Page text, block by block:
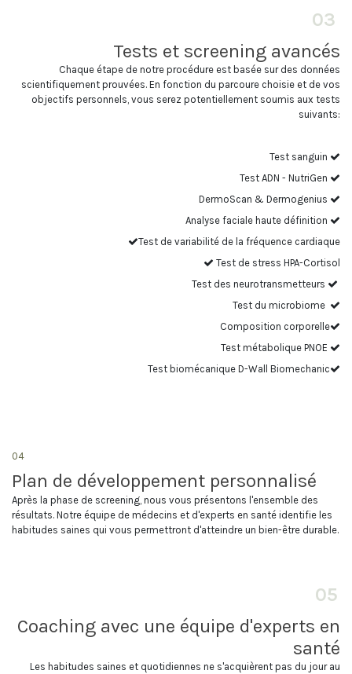
03
Tests et screening avancés
Chaque étape de notre procédure est basée sur des données
scientifiquement prouvées. En fonction du parcoure choisie et de vos
objectifs personnels, vous serez potentiellement soumis aux tests
suivants:
Test sanguin
Test ADN - NutriGen
DermoScan & Dermogenius
Analyse faciale haute définition
Test de variabilité de la fréquence cardiaque
Test de stress HPA-Cortisol
Test des neurotransmetteurs
Test du microbiome
Composition corporelle
Test métabolique PNOE
Test biomécanique D-Wall Biomechanic
04
Plan de développement personnalisé
Après la phase de screening, nous vous présentons l'ensemble des
résultats. Notre équipe de médecins et d'experts en santé identifie les
habitudes saines qui vous permettront d'atteindre un bien-être durable.
05
Coaching avec une équipe d'experts en
santé
Les habitudes saines et quotidiennes ne s'acquièrent pas du jour au